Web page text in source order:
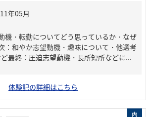
機・転勤についてどう思っているか・なぜ
：和やか志望動機・趣味について・他選考
最終：圧迫志望動機・長所短所などに...
体験記の詳細はこちら